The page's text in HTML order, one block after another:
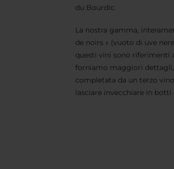
du Bourdic.
La nostra gamma,
de noirs » (vuoto di uve
questi vini sono riferimenti
forniamo maggiori
completata da un terzo
lasciare invecchiare in botti